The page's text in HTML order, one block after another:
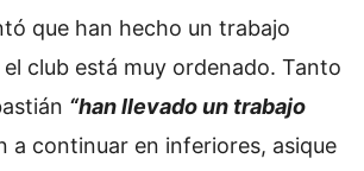
que han hecho un trabajo
club está muy ordenado. Tanto
“han llevado un trabajo
a continuar en inferiores, asique